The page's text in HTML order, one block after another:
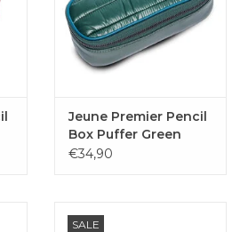
Jeune Premier Pencil
Box Puffer Green
€34,90
SALE